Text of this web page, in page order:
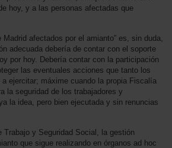
hoy, y a las personas afectadas que
afectados por el amianto” es, sin duda,
adecuada debería de contar con el soporte
por hoy. Debería contar con la participación
las eventuales acciones que tanto los
ejercitar; máxime cuando la propia Fiscalía
la seguridad de los trabajadores y
la idea, pero bien ejecutada y sin renuncias
y Seguridad Social, la gestión
que sigue realizando en órganos ad hoc